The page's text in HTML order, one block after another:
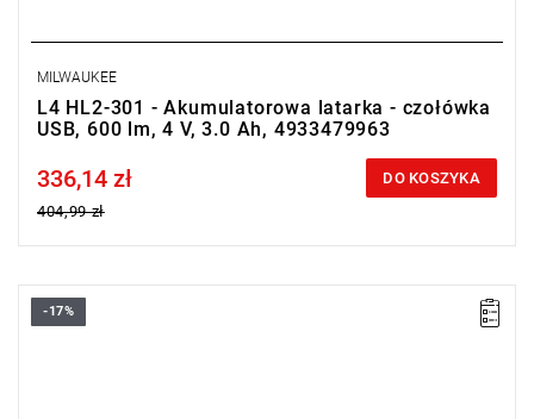
MILWAUKEE
L4 HL2-301 - Akumulatorowa latarka - czołówka
USB, 600 lm, 4 V, 3.0 Ah, 4933479963
Price tax included
336,14 zł
404,99 zł
DO KOSZYKA
-17%